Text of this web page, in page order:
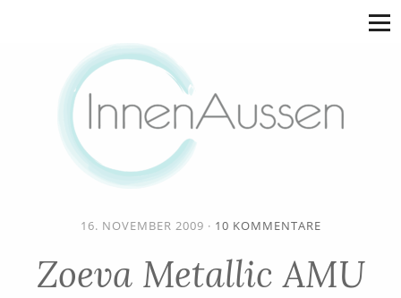
16. NOVEMBER 2009 · 10 KOMMENTARE
Zoeva Metallic AMU